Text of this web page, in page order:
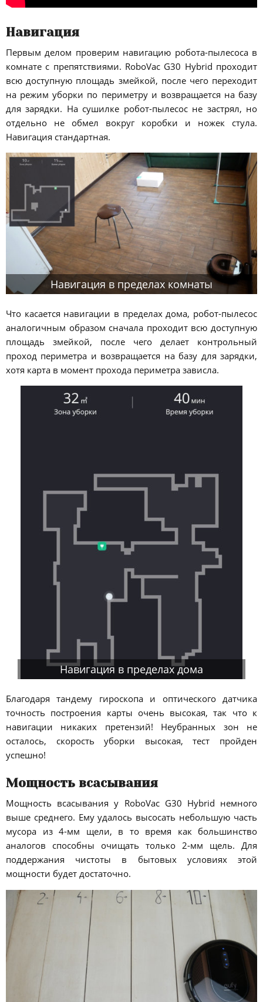
Навигация
Первым делом проверим навигацию робота-пылесоса в
комнате с препятствиями. RoboVac G30 Hybrid проходит
всю доступную площадь змейкой, после чего переходит
на режим уборки по периметру и возвращается на базу
для зарядки. На сушилке робот-пылесос не застрял, но
отдельно не обмел вокруг коробки и ножек стула.
Навигация стандартная.
Навигация в пределах комнаты
Что касается навигации в пределах дома, робот-пылесос
аналогичным образом сначала проходит всю доступную
площадь змейкой, после чего делает контрольный
проход периметра и возвращается на базу для зарядки,
хотя карта в момент прохода периметра зависла.
Навигация в пределах дома
Благодаря тандему гироскопа и оптического датчика
точность построения карты очень высокая, так что к
навигации никаких претензий! Неубранных зон не
осталось, скорость уборки высокая, тест пройден
успешно!
Мощность всасывания
Мощность всасывания у RoboVac G30 Hybrid немного
выше среднего. Ему удалось высосать небольшую часть
мусора из 4-мм щели, в то время как большинство
аналогов способны очищать только 2-мм щель. Для
поддержания чистоты в бытовых условиях этой
мощности будет достаточно.